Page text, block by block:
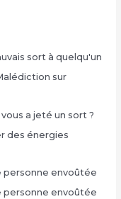
sort à quelqu'un
sur
a jeté un sort ?
des énergies
personne envoûtée
personne envoûtée